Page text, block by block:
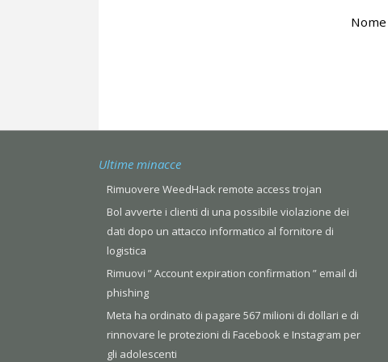
Nome
Ultime minacce
Rimuovere WeedHack remote access trojan
Bol avverte i clienti di una possibile violazione dei
dati dopo un attacco informatico al fornitore di
logistica
Rimuovi ” Account expiration confirmation ” email di
phishing
Meta ha ordinato di pagare 567 milioni di dollari e di
rinnovare le protezioni di Facebook e Instagram per
gli adolescenti